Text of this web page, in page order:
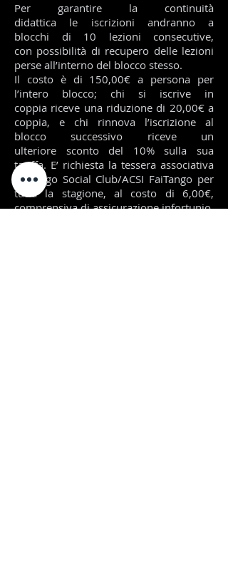
Per garantire la continuità
didattica le iscrizioni andranno a
blocchi di 10 lezioni consecutive,
con possibilità di recupero delle lezioni
perse all’interno del blocco stesso.
Il costo è di 150,00€ a persona per
l’intero blocco; chi si iscrive in
coppia riceve una riduzione di 20,00€ a
coppia, e chi rinnova l’iscrizione al
blocco successivo riceve un
ulteriore sconto del 10% sulla sua
tariffa. E’ richiesta la tessera associativa
di Tango Social Club/ACSI FaiTango per
tutta la stagione, al costo di 6,00€,
comprensiva di assicurazione infortunio,